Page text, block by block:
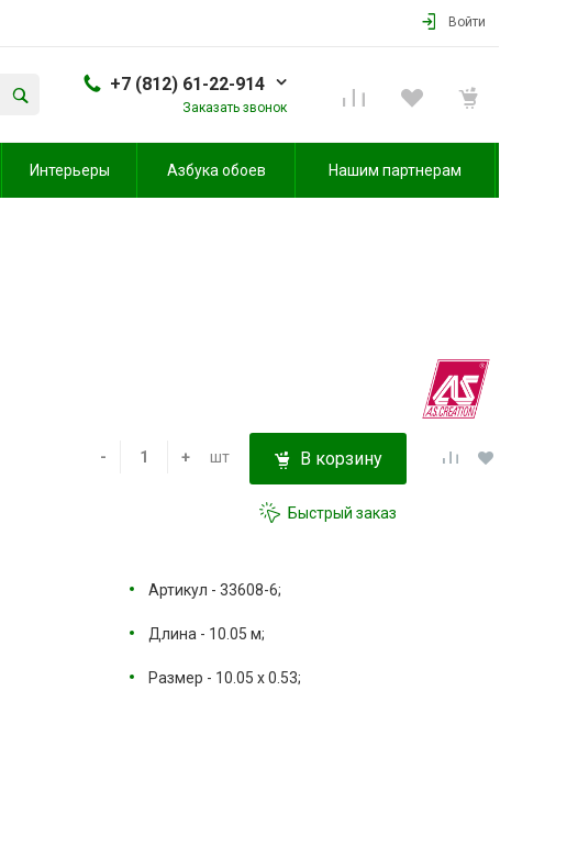
Войти
+7 (812) 61-22-914
Заказать звонок
Интерьеры Азбука обоев Нашим партнерам
- + шт В корзину
Быстрый заказ
Артикул - 33608-6;
Длина - 10.05 м;
Размер - 10.05 х 0.53;